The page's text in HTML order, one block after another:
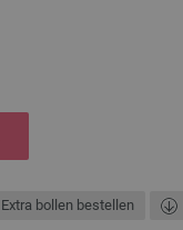
Extra bollen bestellen